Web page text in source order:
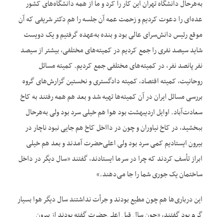
به‌هرحال دانشگاه تهران این کار را کرد و ما از همه دانشگاه‌های کشور
عده‌ای را دعوت کردیم و زحمت عمه آن جلسه را هم دکتر شریفی که آن
موقع رئیس دانش‌سرای عالی بود و بنده به‌عهده گرفتیم و یک دویست
شاید سیصد نفری را جمع کردیم در کمیته‌های مختلفی، بیشتر از سیصد
نفر پانصد نفر، در کمیته‌های مختلفی جمع کردیم. کمیته مسائل
روحانیت، کمیته اقتصاد، کمیته دادگستری و نخستین گزارش‌های گروه
بررسی مسائل ایران در آن کمیته‌ها تهیه شد و بعد هم همه رفتند به کاخ
سعادت‌آباد. اوایل اردیبهشت بود هوا هم خیلی سرد بود ولی به‌هرحال
ببخشید، در کاخ نیاوران و چون در دااخل کاخ هم جایی نبود ناچار در
بیرون ایستادیم کمی سرد بود ولی اعلی‌حضرت آمدند و بعد هم خیلی
ابراز تأسف کردند که چرا در سرما ایستادند، گفتند «سال دیگر در داخل
ساختمان یک جوری شما را جا می‌دهند.»
این درباری‌ها هم چون مطیع بودند و جرأت نداشتند سال دیگر هوا بسیار